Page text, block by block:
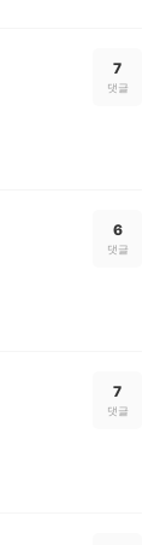
7
댓글
6
댓글
7
댓글